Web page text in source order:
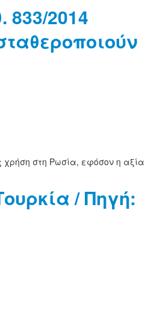
2014
στη Ρωσία, εφόσον η αξία
/ Πηγή: